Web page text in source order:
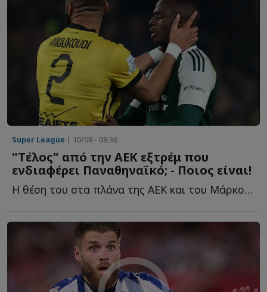
Super League | 10/08 - 08:36
"Tέλος" από την ΑΕΚ εξτρέμ που
ενδιαφέρει Παναθηναϊκό; - Ποιος είναι!
Η θέση του στα πλάνα της ΑΕΚ και του Μάρκο Νίκολιτς δ...